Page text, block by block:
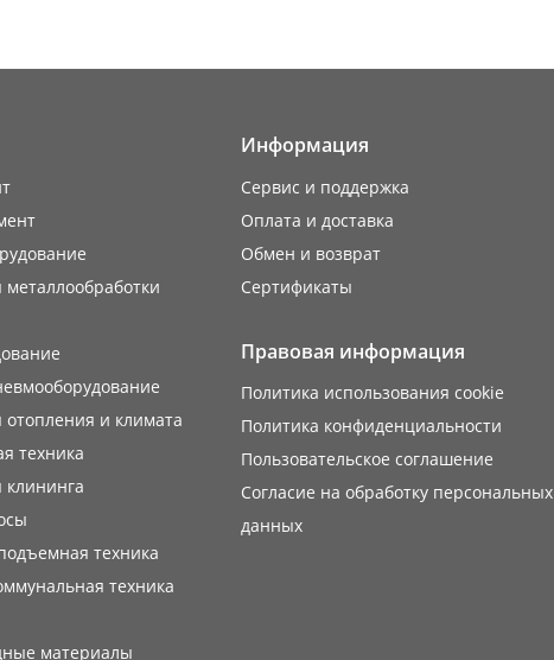
и климата
техника
клининга
техника
техника
материалы
Информация
Сервис и поддержка
Оплата и доставка
Обмен и возврат
Сертификаты
Правовая информация
Политика использования cookie
Политика конфиденциальности
Пользовательское соглашение
Согласие на обработку персональных
данных